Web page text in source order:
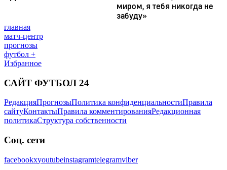
главная
матч-центр
прогнозы
футбол +
Избранное
САЙТ ФУТБОЛ 24
РедакцияПрогнозыПолитика конфиденциальностиПравила
сайтуКонтактыПравила комментированияРедакционная
политикаСтруктура собственности
Соц. сети
facebookxyoutubeinstagramtelegramviber